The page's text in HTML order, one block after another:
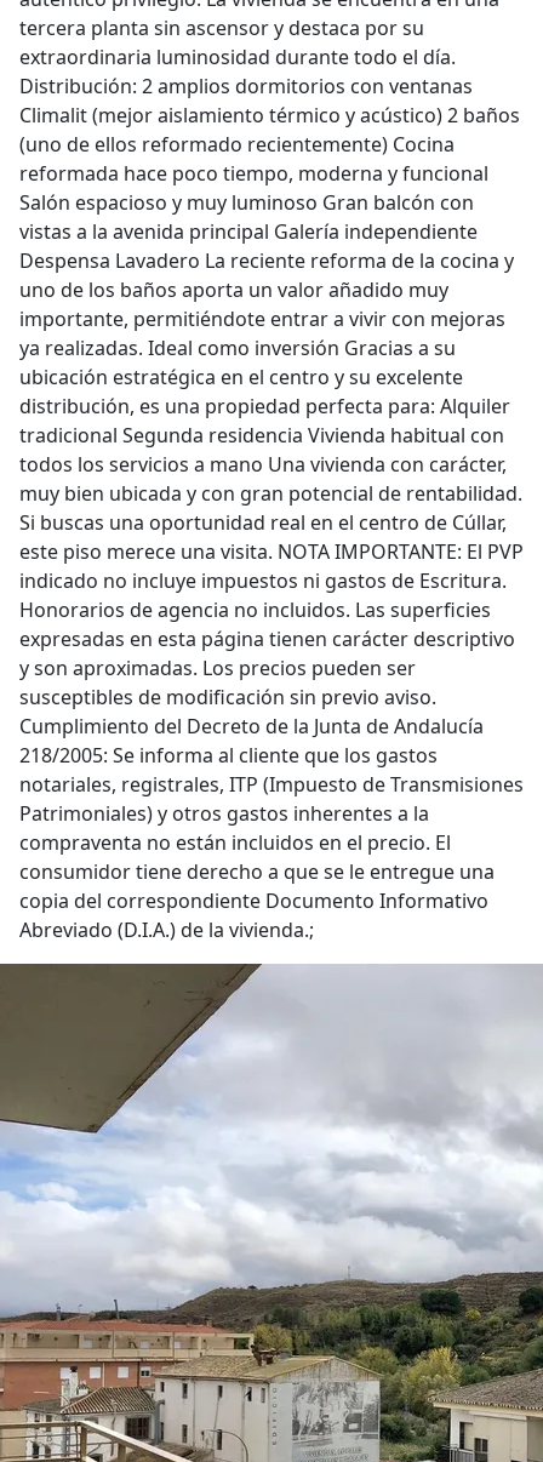
tercera planta sin ascensor y destaca por su
extraordinaria luminosidad durante todo el día.
Distribución: 2 amplios dormitorios con ventanas
Climalit (mejor aislamiento térmico y acústico) 2 baños
(uno de ellos reformado recientemente) Cocina
reformada hace poco tiempo, moderna y funcional
Salón espacioso y muy luminoso Gran balcón con
vistas a la avenida principal Galería independiente
Despensa Lavadero La reciente reforma de la cocina y
uno de los baños aporta un valor añadido muy
importante, permitiéndote entrar a vivir con mejoras
ya realizadas. Ideal como inversión Gracias a su
ubicación estratégica en el centro y su excelente
distribución, es una propiedad perfecta para: Alquiler
tradicional Segunda residencia Vivienda habitual con
todos los servicios a mano Una vivienda con carácter,
muy bien ubicada y con gran potencial de rentabilidad.
Si buscas una oportunidad real en el centro de Cúllar,
este piso merece una visita. NOTA IMPORTANTE: El PVP
indicado no incluye impuestos ni gastos de Escritura.
Honorarios de agencia no incluidos. Las superficies
expresadas en esta página tienen carácter descriptivo
y son aproximadas. Los precios pueden ser
susceptibles de modificación sin previo aviso.
Cumplimiento del Decreto de la Junta de Andalucía
218/2005: Se informa al cliente que los gastos
notariales, registrales, ITP (Impuesto de Transmisiones
Patrimoniales) y otros gastos inherentes a la
compraventa no están incluidos en el precio. El
consumidor tiene derecho a que se le entregue una
copia del correspondiente Documento Informativo
Abreviado (D.I.A.) de la vivienda.;